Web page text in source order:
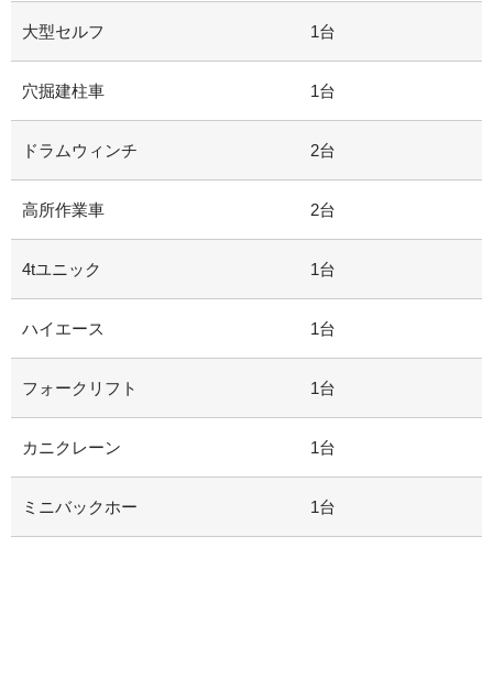
大型セルフ 1台
穴掘建柱車 1台
ドラムウィンチ 2台
高所作業車 2台
4tユニック 1台
ハイエース 1台
フォークリフト 1台
カニクレーン 1台
ミニバックホー 1台